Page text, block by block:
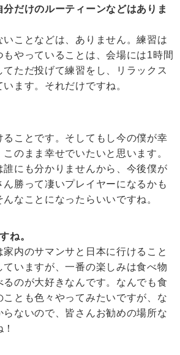
だけのルーティーンなどはありま
ことなどは、ありません。練習は
やっていることは、会場には1時間
ただ投げて練習をし、リラックス
ます。それだけですね。
ることです。そしてもし今の僕が幸
のまま幸せでいたいと思います。
誰にも分かりませんから、今後僕が
ん勝って凄いプレイヤーになるかも
なことになったらいいですね。
ね。
内のサマンサと日本に行けること
ていますが、一番の楽しみは食べ物
るのが大好きなんです。なんでも食
とも色々やってみたいですが、な
らないので、皆さんお勧めの場所な